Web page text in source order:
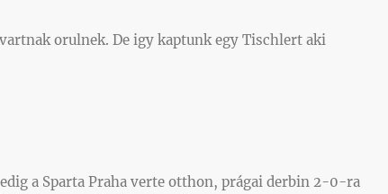
orulnek. De igy kaptunk egy Tischlert aki
a Sparta Praha verte otthon, prágai derbin 2-0-ra